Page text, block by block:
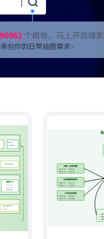
90862个模板，马上开启搜索
包你的日常绘图需求~